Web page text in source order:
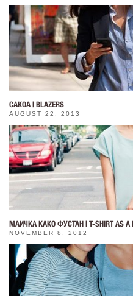
САКОА | BLAZERS
AUGUST 22, 2013
МАИЧКА КАКО ФУСТАН | T-SHIRT AS A
NOVEMBER 8, 2012